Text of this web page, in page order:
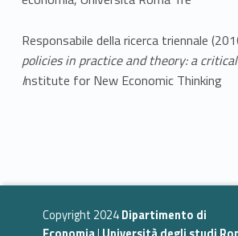
Responsabile della ricerca triennale
policies in practice and theory: a
Institute for New Economic Thinking
Copyright 2024Dipartimento di